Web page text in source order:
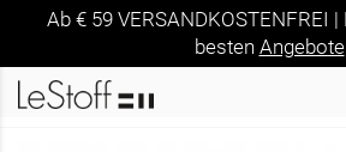
Ab € 59 VERSANDKOSTENFREI
besten Angebote